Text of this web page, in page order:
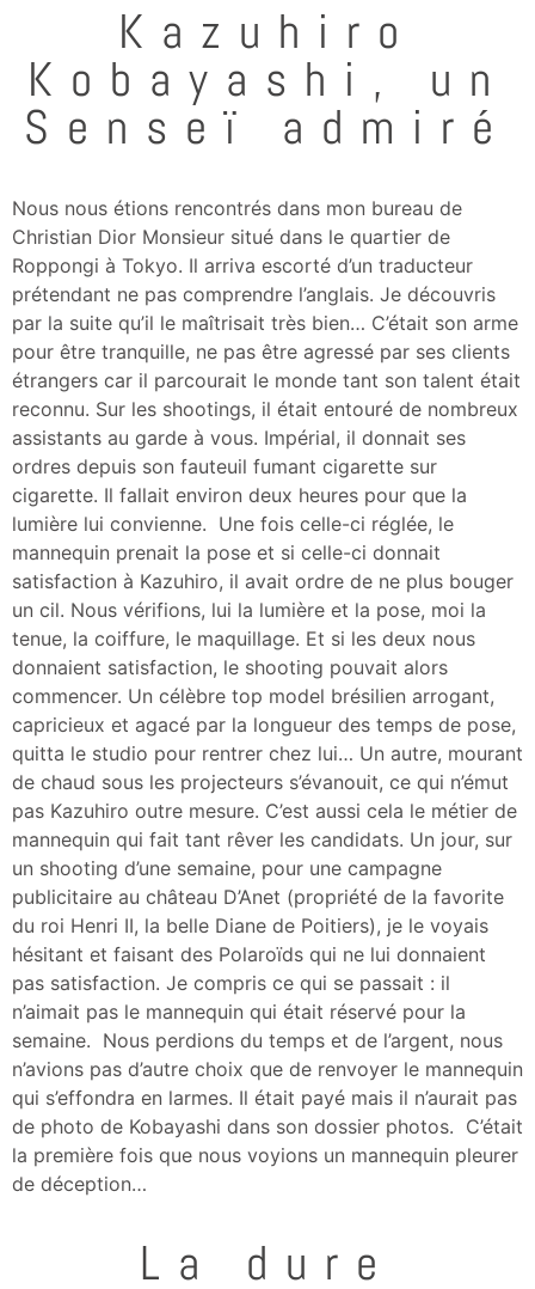
Kazuhiro
Kobayashi, un
Senseï admiré
Nous nous étions rencontrés dans mon bureau de
Christian Dior Monsieur situé dans le quartier de
Roppongi à Tokyo. Il arriva escorté d’un traducteur
prétendant ne pas comprendre l’anglais. Je découvris
par la suite qu’il le maîtrisait très bien… C’était son arme
pour être tranquille, ne pas être agressé par ses clients
étrangers car il parcourait le monde tant son talent était
reconnu. Sur les shootings, il était entouré de nombreux
assistants au garde à vous. Impérial, il donnait ses
ordres depuis son fauteuil fumant cigarette sur
cigarette. Il fallait environ deux heures pour que la
lumière lui convienne. Une fois celle-ci réglée, le
mannequin prenait la pose et si celle-ci donnait
satisfaction à Kazuhiro, il avait ordre de ne plus bouger
un cil. Nous vérifions, lui la lumière et la pose, moi la
tenue, la coiffure, le maquillage. Et si les deux nous
donnaient satisfaction, le shooting pouvait alors
commencer. Un célèbre top model brésilien arrogant,
capricieux et agacé par la longueur des temps de pose,
quitta le studio pour rentrer chez lui… Un autre, mourant
de chaud sous les projecteurs s’évanouit, ce qui n’émut
pas Kazuhiro outre mesure. C’est aussi cela le métier de
mannequin qui fait tant rêver les candidats. Un jour, sur
un shooting d’une semaine, pour une campagne
publicitaire au château D’Anet (propriété de la favorite
du roi Henri II, la belle Diane de Poitiers), je le voyais
hésitant et faisant des Polaroïds qui ne lui donnaient
pas satisfaction. Je compris ce qui se passait : il
n’aimait pas le mannequin qui était réservé pour la
semaine. Nous perdions du temps et de l’argent, nous
n’avions pas d’autre choix que de renvoyer le mannequin
qui s’effondra en larmes. Il était payé mais il n’aurait pas
de photo de Kobayashi dans son dossier photos. C’était
la première fois que nous voyions un mannequin pleurer
de déception…
La dure